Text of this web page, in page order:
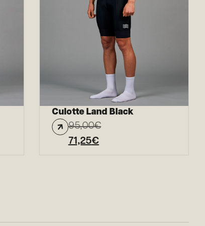
Culotte Land Black
95,00€
71,25€